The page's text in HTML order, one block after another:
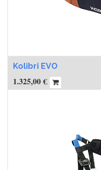
Kolibri EVO
1.325,00€